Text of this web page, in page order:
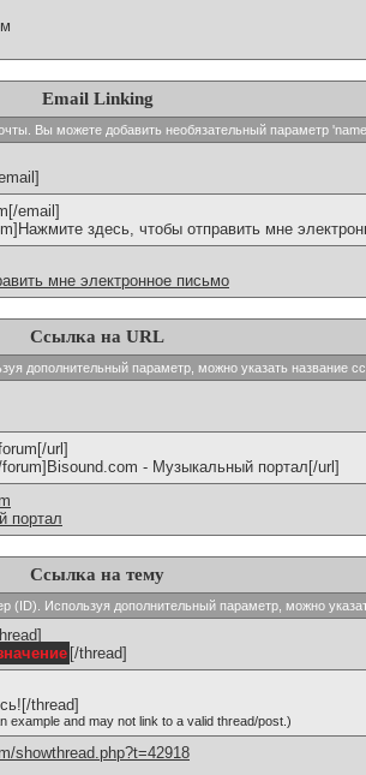
Email Linking
Вы можете добавить необязательный параметр
email]
здесь, чтобы отправить мне
мне электронное письмо
Ссылка на URL
дополнительный параметр, можно указать название
url]
- Музыкальный портал[/url]
портал
Ссылка на тему
(ID). Используя дополнительный параметр, можно
[/thread]
thread]
example and may not link to a valid thread/post.)
showthread.php?t=42918